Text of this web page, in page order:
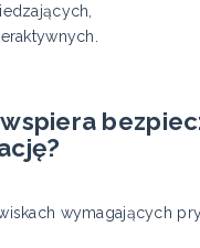
wspiera
wymagających